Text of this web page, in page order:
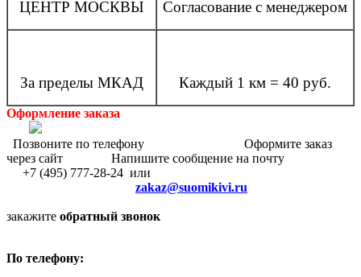
ЦЕНТР МОСКВЫ Согласование с менеджером
За пределы МКАД Каждый 1 км = 40 руб.
Оформление заказа
Позвоните по телефону Оформите заказ
через сайт Напишите сообщение на почту
+7 (495) 777-28-24 или
zakaz@suomikivi.ru
закажите обратный звонок
По телефону: